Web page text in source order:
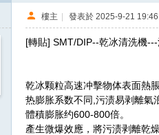
樓主 | 發表於 2025-9-21
[轉貼] SMT/DIP--乾冰清洗機
乾冰颗粒高速冲擊物体表面熱
热膨胀系数不同,污渍易剥離氣
體積膨胀约600-800倍。
產生微爆效應，將污渍剥離乾燥